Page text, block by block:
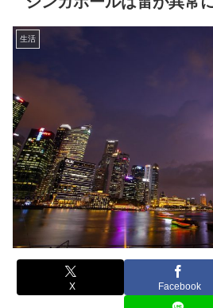
生活
X Facebook